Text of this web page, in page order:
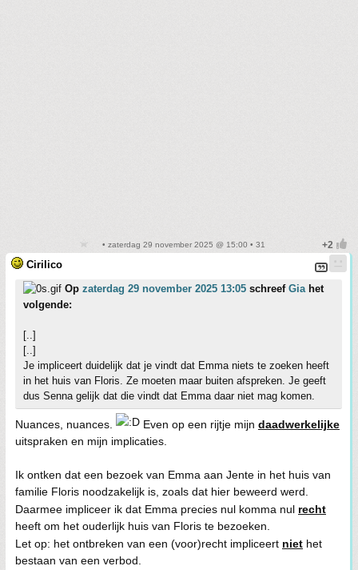
• zaterdag 29 november 2025 @ 15:00 • 31
Cirilico
Op zaterdag 29 november 2025 13:05 schreef Gia het
volgende:
[..]
[..]
Je impliceert duidelijk dat je vindt dat Emma niets te zoeken heeft
in het huis van Floris. Ze moeten maar buiten afspreken. Je geeft
dus Senna gelijk dat die vindt dat Emma daar niet mag komen.
Nuances, nuances. Even op een rijtje mijn daadwerkelijke
uitspraken en mijn implicaties.
Ik ontken dat een bezoek van Emma aan Jente in het huis van
familie Floris noodzakelijk is, zoals dat hier beweerd werd.
Daarmee impliceer ik dat Emma precies nul komma nul recht
heeft om het ouderlijk huis van Floris te bezoeken.
Let op: het ontbreken van een (voor)recht impliceert niet het
bestaan van een verbod.